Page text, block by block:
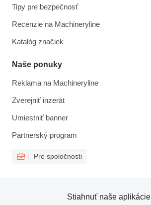
Tipy pre bezpečnosť
Recenzie na Machineryline
Katalóg značiek
Naše ponuky
Reklama na Machineryline
Zverejniť inzerát
Umiestniť banner
Partnerský program
Pre spoločnosti
Stiahnuť naše aplikácie